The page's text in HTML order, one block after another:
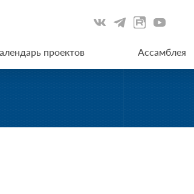
проектов Ассамблея